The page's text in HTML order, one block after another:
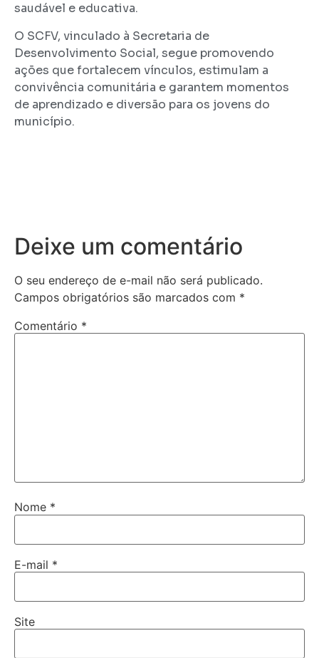
saudável e educativa.
O SCFV, vinculado à Secretaria de
Desenvolvimento Social, segue promovendo
ações que fortalecem vínculos, estimulam a
convivência comunitária e garantem momentos
de aprendizado e diversão para os jovens do
município.
Deixe um comentário
O seu endereço de e-mail não será publicado.
Campos obrigatórios são marcados com *
Comentário *
Nome *
E-mail *
Site